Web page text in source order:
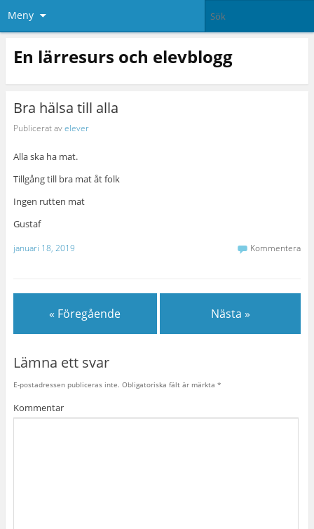
Meny
En lärresurs och elevblogg
Bra hälsa till alla
Publicerat avelever
Alla ska ha mat.
Tillgång till bra mat åt folk
Ingen rutten mat
Gustaf
januari 18, 2019 Kommentera
« Föregående Nästa »
Lämna ett svar
E-postadressen publiceras inte. Obligatoriska fält är märkta *
Kommentar